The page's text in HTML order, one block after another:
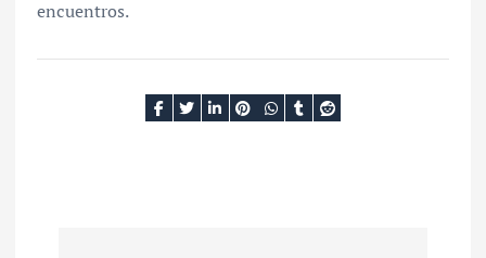
encuentros.